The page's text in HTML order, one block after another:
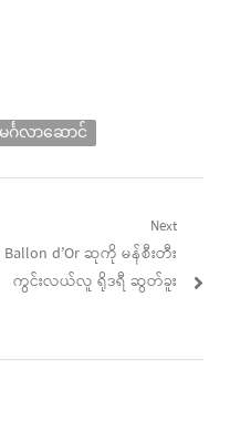
မင်္ဂလာဆောင်
Next
Next
post:
Ballon d’Or ဆုကို မန်စီးတီး
ကွင်းလယ်လူ ရိုဒရီ ဆွတ်ခူး